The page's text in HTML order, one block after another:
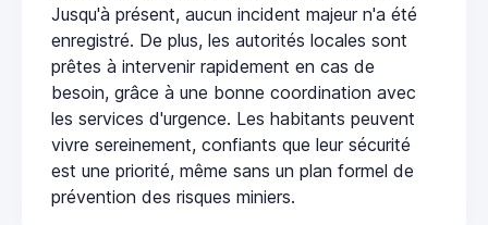
Jusqu'à présent, aucun incident majeur n'a été
enregistré. De plus, les autorités locales sont
prêtes à intervenir rapidement en cas de
besoin, grâce à une bonne coordination avec
les services d'urgence. Les habitants peuvent
vivre sereinement, confiants que leur sécurité
est une priorité, même sans un plan formel de
prévention des risques miniers.